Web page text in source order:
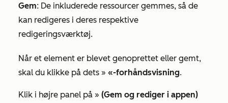
Gem: De inkluderede ressourcer gemmes, så de
kan redigeres i deres respektive
redigeringsværktøj.
Når et element er blevet genoprettet eller gemt,
skal du klikke på dets » «-forhåndsvisning.
Klik i højre panel på » (Gem og rediger i appen)